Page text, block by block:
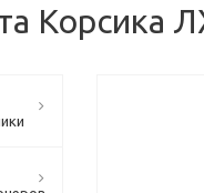
Корсика